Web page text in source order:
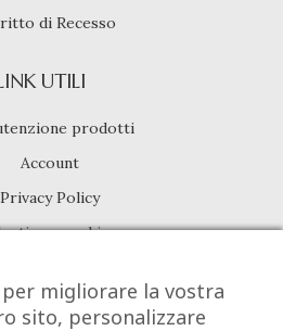
di Recesso
UTILI
prodotti
Account
Privacy Policy
cookie
UTILI
migliorare la vostra
sito, personalizzare